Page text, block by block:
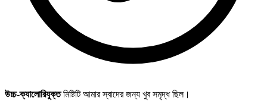
উচ্চ-ক্যালোরিযুক্তমিষ্টিটি আমার স্বাদের জন্য খুব সমৃদ্ধ ছিল।